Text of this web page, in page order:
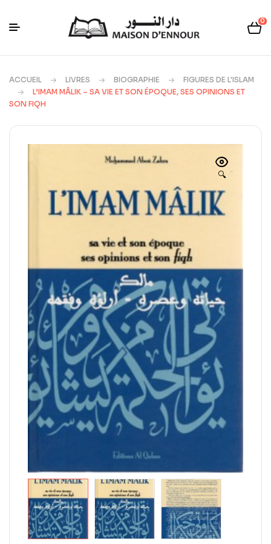
0
ACCUEIL LIVRES BIOGRAPHIE
FIGURES DE L'ISLAM
L’IMAM MÂLIK – SA VIE ET SON ÉPOQUE, SES OPINIONS ET
SON FIQH
🔍